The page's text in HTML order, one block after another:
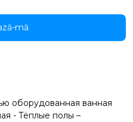
оборудованная ванная
- Тёплые полы –
mă